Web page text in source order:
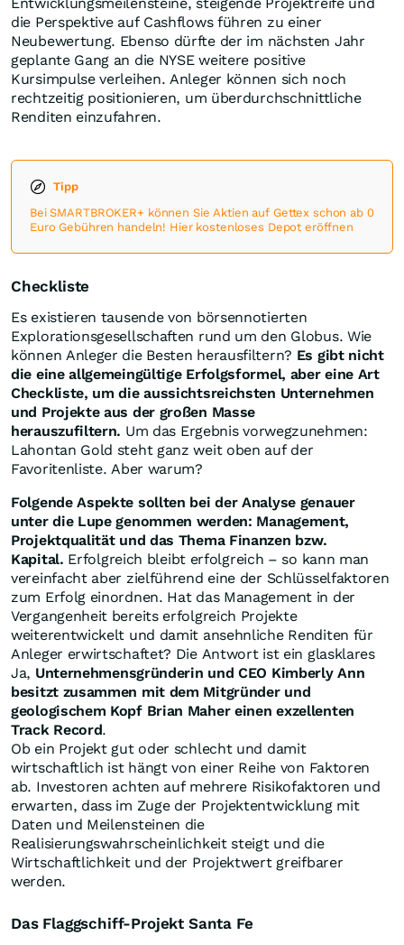
die Perspektive auf Cashflows führen zu einer
Neubewertung. Ebenso dürfte der im nächsten Jahr
geplante Gang an die NYSE weitere positive
Kursimpulse verleihen. Anleger können sich noch
rechtzeitig positionieren, um überdurchschnittliche
Renditen einzufahren.
Tipp
Bei SMARTBROKER+ können Sie Aktien auf Gettex schon ab 0
Euro Gebühren handeln! Hier kostenloses Depot eröffnen
Checkliste
Es existieren tausende von börsennotierten
Explorationsgesellschaften rund um den Globus. Wie
können Anleger die Besten herausfiltern? Es gibt nicht
die eine allgemeingültige Erfolgsformel, aber eine Art
Checkliste, um die aussichtsreichsten Unternehmen
und Projekte aus der großen Masse
herauszufiltern. Um das Ergebnis vorwegzunehmen:
Lahontan Gold steht ganz weit oben auf der
Favoritenliste. Aber warum?
Folgende Aspekte sollten bei der Analyse genauer
unter die Lupe genommen werden: Management,
Projektqualität und das Thema Finanzen bzw.
Kapital. Erfolgreich bleibt erfolgreich – so kann man
vereinfacht aber zielführend eine der Schlüsselfaktoren
zum Erfolg einordnen. Hat das Management in der
Vergangenheit bereits erfolgreich Projekte
weiterentwickelt und damit ansehnliche Renditen für
Anleger erwirtschaftet? Die Antwort ist ein glasklares
Ja, Unternehmensgründerin und CEO Kimberly Ann
besitzt zusammen mit dem Mitgründer und
geologischem Kopf Brian Maher einen exzellenten
Track Record.
Ob ein Projekt gut oder schlecht und damit
wirtschaftlich ist hängt von einer Reihe von Faktoren
ab. Investoren achten auf mehrere Risikofaktoren und
erwarten, dass im Zuge der Projektentwicklung mit
Daten und Meilensteinen die
Realisierungswahrscheinlichkeit steigt und die
Wirtschaftlichkeit und der Projektwert greifbarer
werden.
Das Flaggschiff-Projekt Santa Fe